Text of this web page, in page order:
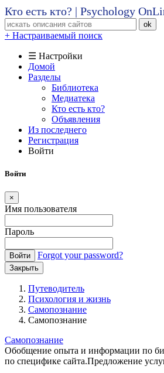
Кто есть кто? | Psychology
ok
+ Настраиваемый поиск
☰ Настройки
Домой
Разделы
Библиотека
Медиатека
Кто есть кто?
Объявления
Из последнего
Регистрация
Войти
Войти
×
Имя пользователя
Пароль
Войти Forgot your password?
Закрыть
Путеводитель
Психология и жизнь
Самопознание
Самопознание
Самопознание
Обобщение опыта и информации по
по специфике сайта.Предложение